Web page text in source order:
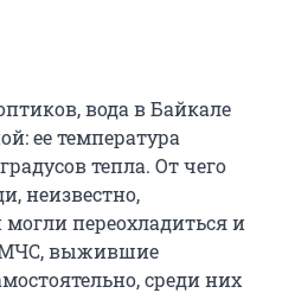
вода в Байкале
ее температура
тепла. От чего
неизвестно,
переохладиться и
МЧС, выжившие
среди них